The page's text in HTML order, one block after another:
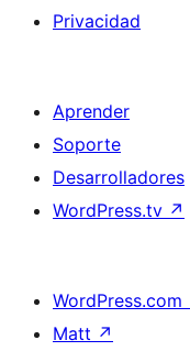
Privacidad
Aprender
Soporte
Desarrolladores
WordPress.tv ↗
WordPress.com
Matt ↗